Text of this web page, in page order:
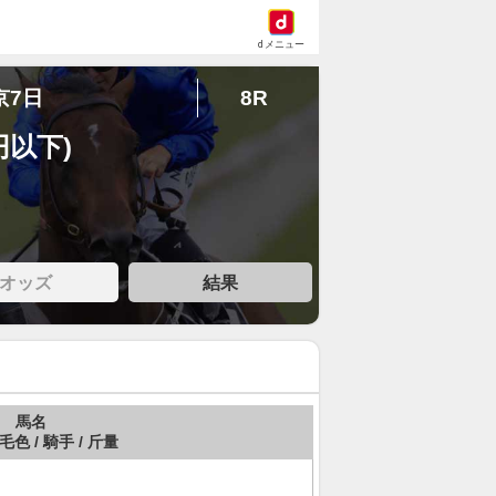
dメニュー
7日 8R
以下)
オッズ 結果
馬名
色 / 騎手 / 斤量